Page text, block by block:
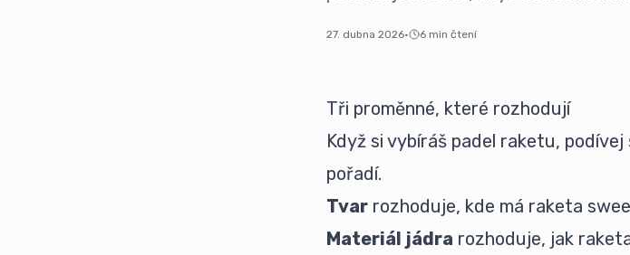
27. dubna 2026· 6 min čtení
Tři proměnné, které rozhodují
Když si vybíráš padel raketu,
pořadí.
Tvar rozhoduje, kde má raketa
Materiál jádra rozhoduje, jak